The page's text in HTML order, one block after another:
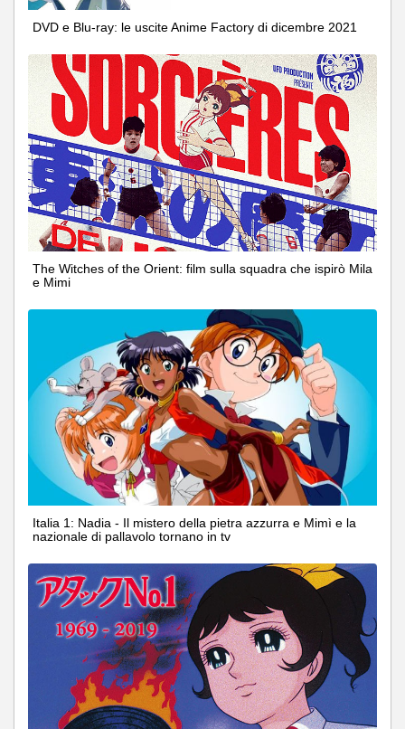
DVD e Blu-ray: le uscite Anime Factory di dicembre 2021
The Witches of the Orient: film sulla squadra che ispirò Mila
e Mimi
Italia 1: Nadia - Il mistero della pietra azzurra e Mimì e la
nazionale di pallavolo tornano in tv